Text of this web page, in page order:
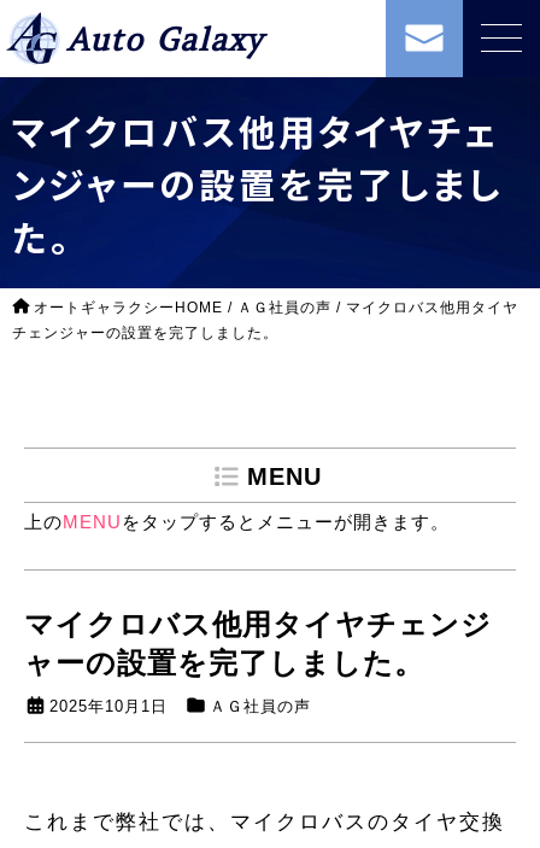
Auto Galaxy
マイクロバス他用タイヤチェ
ンジャーの設置を完了しまし
た。
オートギャラクシーHOME / ＡＧ社員の声 / マイクロバス他用タイヤ
チェンジャーの設置を完了しました。
MENU
上のMENU をタップするとメニューが開きます。
マイクロバス他用タイヤチェンジ
ャーの設置を完了しました。
2025年10月1日 ＡＧ社員の声
これまで弊社では、マイクロバスのタイヤ交換